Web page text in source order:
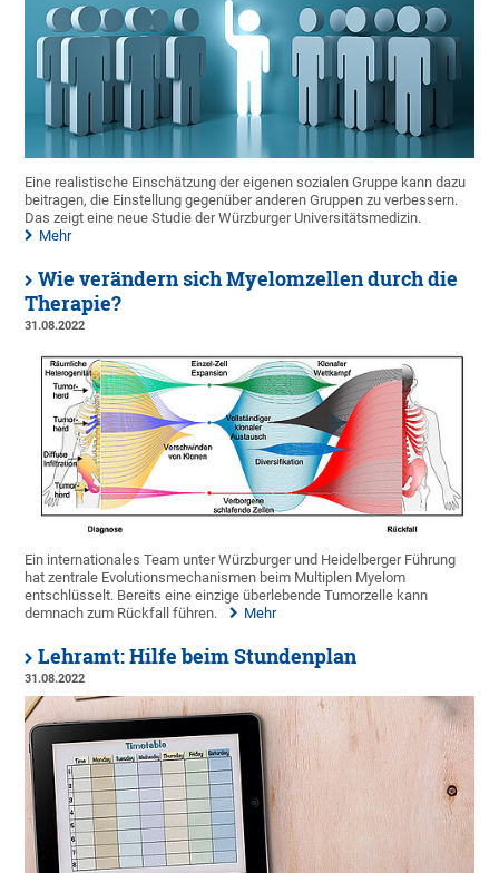
Eine realistische Einschätzung der eigenen sozialen Gruppe kann dazu
beitragen, die Einstellung gegenüber anderen Gruppen zu verbessern.
Das zeigt eine neue Studie der Würzburger Universitätsmedizin.
Mehr
Wie verändern sich Myelomzellen durch die
Therapie?
31.08.2022
Ein internationales Team unter Würzburger und Heidelberger Führung
hat zentrale Evolutionsmechanismen beim Multiplen Myelom
entschlüsselt. Bereits eine einzige überlebende Tumorzelle kann
demnach zum Rückfall führen.
Mehr
Lehramt: Hilfe beim Stundenplan
31.08.2022